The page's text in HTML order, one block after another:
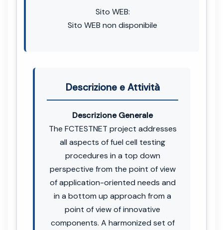
Sito WEB:
Sito WEB non disponibile
Descrizione e Attività
Descrizione Generale
The FCTESTNET project addresses
all aspects of fuel cell testing
procedures in a top down
perspective from the point of view
of application-oriented needs and
in a bottom up approach from a
point of view of innovative
components. A harmonized set of